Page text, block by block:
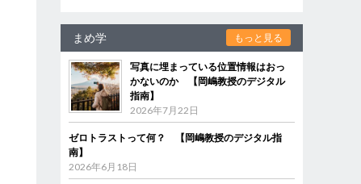
まめ学 もっと見る
写真に埋まっている位置情報はおっ
かないのか 【岡嶋教授のデジタル
指南】
2026年7月22日
ゼロトラストって何？ 【岡嶋教授のデジタル指
南】
2026年6月18日